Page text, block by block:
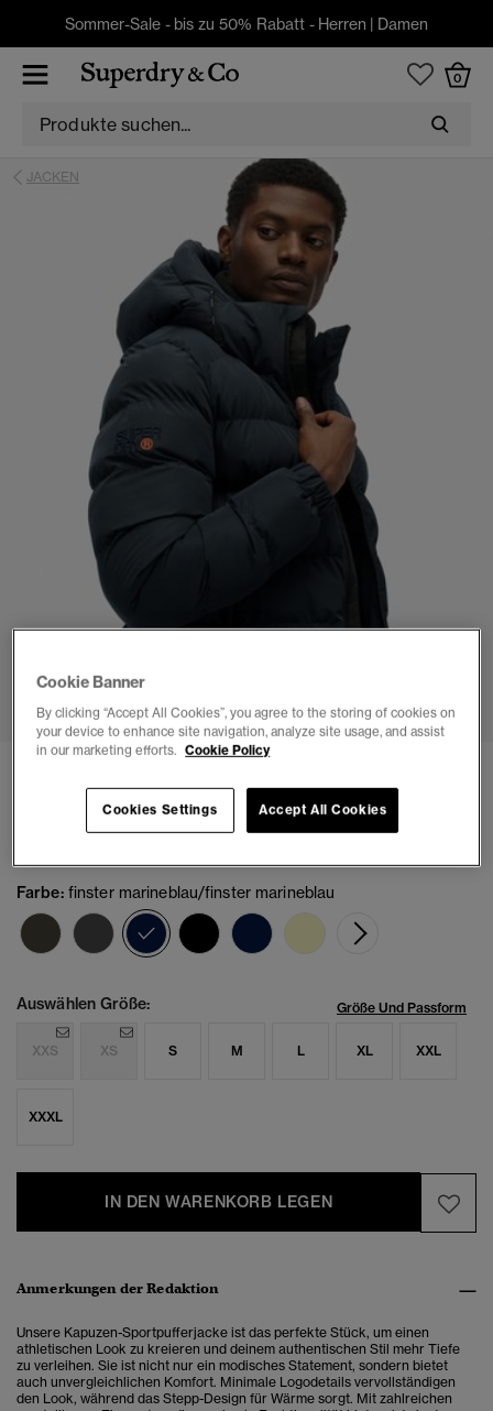
Sommer-Sale - bis zu 50% Rabatt - Herren | Damen
0
JACKEN
1
Farbe: finster marineblau/finster marineblau
Ausgewählt
Auswählen Größe: Größe Und Passform
XXS XS S M L XL XXL
XXXL
IN DEN WARENKORB LEGEN
Anmerkungen der Redaktion
Unsere Kapuzen-Sportpufferjacke ist das perfekte Stück, um einen
athletischen Look zu kreieren und deinem authentischen Stil mehr Tiefe
zu verleihen. Sie ist nicht nur ein modisches Statement, sondern bietet
auch unvergleichlichen Komfort. Minimale Logodetails vervollständigen
den Look, während das Stepp-Design für Wärme sorgt. Mit zahlreichen
Cookie Banner
By clicking “Accept All Cookies”, you agree to the storing of cookies on
your device to enhance site navigation, analyze site usage, and assist
in our marketing efforts. Cookie Policy
Accept All Cookies
Cookies Settings